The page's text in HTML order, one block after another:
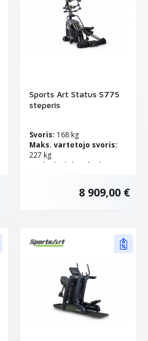
Sports Art Status S775
steperis
Svoris: 168 kg
Maks. vartotojo svoris:
227 kg
Pasipriešinimo lygių
8 909,00 €